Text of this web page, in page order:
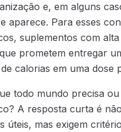
e, em alguns
aparece. Para esses
suplementos com alta
prometem entregar
calorias em uma dose
todo mundo precisa
A resposta curta é
úteis, mas exigem